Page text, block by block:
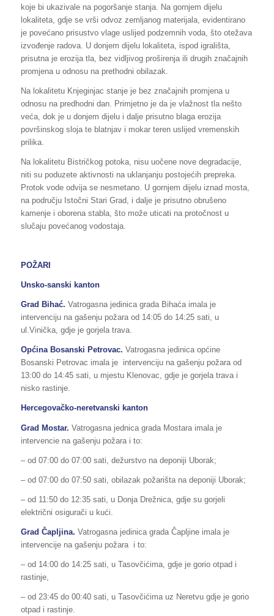
koje bi ukazivale na pogoršanje stanja. Na gornjem dijelu
lokaliteta, gdje se vrši odvoz zemljanog materijala, evidentirano
je povećano prisustvo vlage uslijed podzemnih voda, što otežava
izvođenje radova. U donjem dijelu lokaliteta, ispod igrališta,
prisutna je erozija tla, bez vidljivog proširenja ili drugih značajnih
promjena u odnosu na prethodni obilazak.
Na lokalitetu Knjeginjac stanje je bez značajnih promjena u
odnosu na predhodni dan. Primjetno je da je vlažnost tla nešto
veća, dok je u donjem dijelu i dalje prisutno blaga erozija
površinskog sloja te blatnjav i mokar teren uslijed vremenskih
prilika.
Na lokalitetu Bistričkog potoka, nisu uočene nove degradacije,
niti su poduzete aktivnosti na uklanjanju postojećih prepreka.
Protok vode odvija se nesmetano. U gornjem dijelu iznad mosta,
na području Istočni Stari Grad, i dalje je prisutno obrušeno
kamenje i oborena stabla, što može uticati na protočnost u
slučaju povećanog vodostaja.
POŽARI
Unsko-sanski kanton
Grad Bihać. Vatrogasna jedinica grada Bihaća imala je
intervenciju na gašenju požara od 14:05 do 14:25 sati, u
ul.Vinička, gdje je gorjela trava.
Općina Bosanski Petrovac. Vatrogasna jedinica općine
Bosanski Petrovac imala je intervenciju na gašenju požara od
13:00 do 14:45 sati, u mjestu Klenovac, gdje je gorjela trava i
nisko rastinje.
Hercegovačko-neretvanski kanton
Grad Mostar. Vatrogasna jednica grada Mostara imala je
intervencie na gašenju požara i to:
– od 07:00 do 07:00 sati, dežurstvo na deponiji Uborak;
– od 07:00 do 07:50 sati, obilazak požarišta na deponiji Uborak;
– od 11:50 do 12:35 sati, u Donja Drežnica, gdje su gorjeli
električni osigurači u kući.
Grad Čapljina. Vatrogasna jedinica grada Čapljine imala je
intervencije na gašenju požara i to:
– od 14:00 do 14:25 sati, u Tasovčićima, gdje je gorio otpad i
rastinje,
– od 23:45 do 00:40 sati, u Tasovčićima uz Neretvu gdje je gorio
otpad i rastinje.